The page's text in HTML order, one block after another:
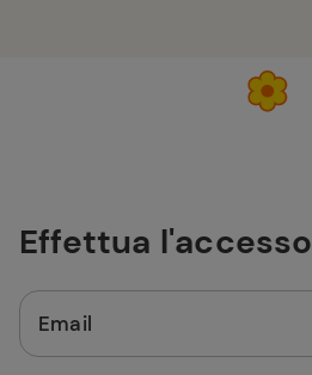
Effettua l'accesso
Email